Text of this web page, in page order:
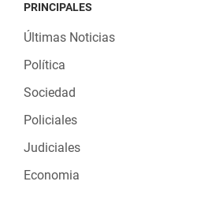
PRINCIPALES
Últimas Noticias
Política
Sociedad
Policiales
Judiciales
Economia